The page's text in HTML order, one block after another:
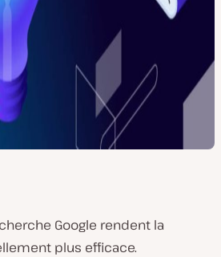
Google rendent la
plus efficace.